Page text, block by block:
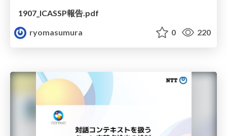
1907_ICASSP報告.pdf
ryomasumura
0 220